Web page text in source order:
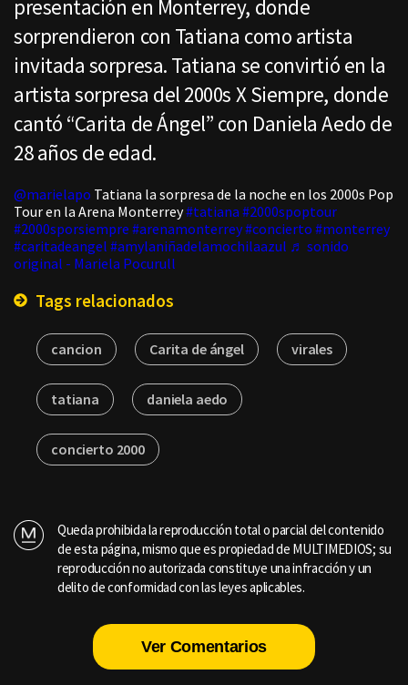
presentación en Monterrey, donde
sorprendieron con Tatiana como artista
invitada sorpresa. Tatiana se convirtió en la
artista sorpresa del 2000s X Siempre, donde
cantó “Carita de Ángel” con Daniela Aedo de
28 años de edad.
@marielapo Tatiana la sorpresa de la noche en los 2000s Pop
Tour en la Arena Monterrey#tatiana #2000spoptour
#2000sporsiempre #arenamonterrey#concierto #monterrey
#caritadeangel #amylaniñadelamochilaazul ♬ sonido
original - Mariela Pocurull
Tags relacionados
cancion Carita de ángel virales
tatiana daniela aedo
concierto 2000
Queda prohibida la reproducción total o parcial del contenido
de esta página, mismo que es propiedad de MULTIMEDIOS; su
reproducción no autorizada constituye una infracción y un
delito de conformidad con las leyes aplicables.
Ver Comentarios